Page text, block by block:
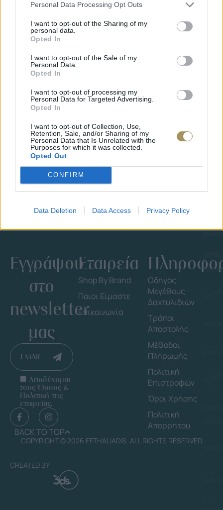
Personal Data Processing Opt Outs
I want to opt-out of the Sharing of my
personal data.
Opted In
I want to opt-out of the Sale of my
Personal Data.
Opted In
I want to opt-out of processing my
Personal Data for Targeted Advertising.
Opted In
I want to opt-out of Collection, Use,
Retention, Sale, and/or Sharing of my
Personal Data that Is Unrelated with the
Purposes for which it was collected.
Opted Out
CONFIRM
Data Deletion Data Access Privacy Policy
JCOU ARIA JU19087-2
134
Εγγράψου
στο
newsletter
μας
EMAIL
Αποδέχομαι
τους Όρους &
Πολιτική της
εταιρείας.
BACK TO TOP
Εταιρεία
Shop By Brand
Ποιοι Είμαστε
Επικοινωνία
Οδηγός
Μεγέθους
Δαχτυλιδιών
Τρόποι
Αποστολής
Μέθοδοι
Πληρωμής
Πολιτική
Επιστροφών
Όροι Χρήσης
Πολιτική
Απορρήτου
COPYRIGHT © 2026 EFTHALIADIS. ALL RIGHTS RESERVED
CREATED BY